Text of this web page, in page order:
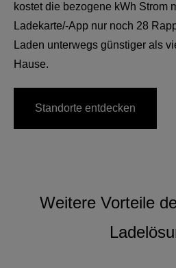
kostet die bezogene kWh Strom
Ladekarte/-App nur noch 28
Laden unterwegs günstiger als
Hause.
Standorte entdecken
Weitere Vorteile